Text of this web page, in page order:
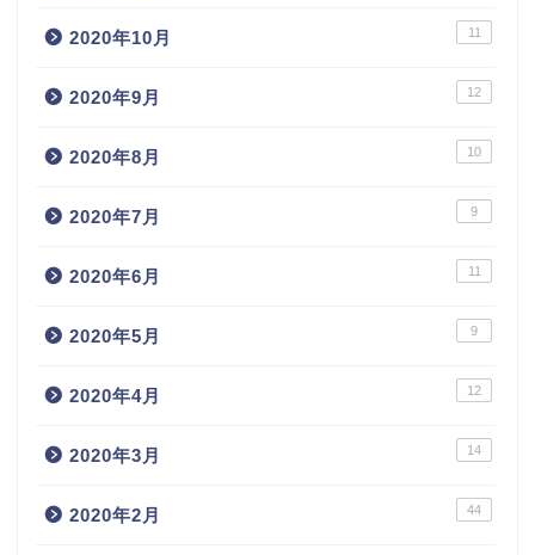
2020年10月 11
2020年9月 12
2020年8月 10
2020年7月 9
2020年6月 11
2020年5月 9
2020年4月 12
2020年3月 14
2020年2月 44